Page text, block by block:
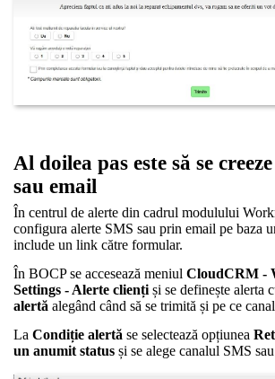
Al doilea pas este să se
sau email
În centrul de alerte din cadrul modulului
configura alerte SMS sau prin email pe baza
include un link către formular.
În BOCP se accesează meniul CloudCRM -
Settings - Alerte clienți și se definește alerta
alertă alegând când să se trimită și pe ce
La Condiție alertă se selectează opțiunea
un anumit status și se alege canalul SMS